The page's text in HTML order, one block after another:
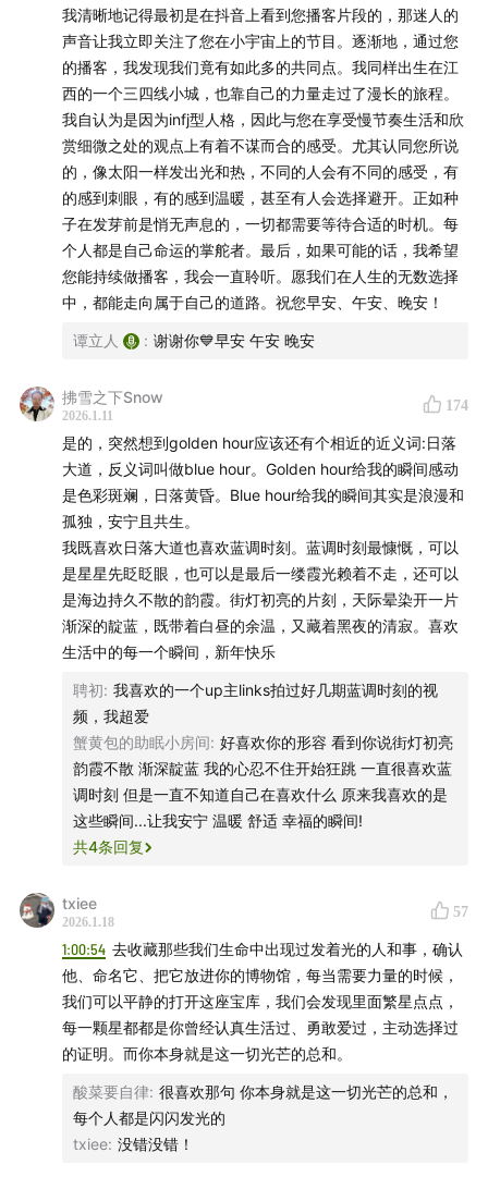
我清晰地记得最初是在抖音上看到您播客片段的，那迷人的
声音让我立即关注了您在小宇宙上的节目。逐渐地，通过您
的播客，我发现我们竟有如此多的共同点。我同样出生在江
西的一个三四线小城，也靠自己的力量走过了漫长的旅程。
我自认为是因为infj型人格，因此与您在享受慢节奏生活和欣
赏细微之处的观点上有着不谋而合的感受。尤其认同您所说
的，像太阳一样发出光和热，不同的人会有不同的感受，有
的感到刺眼，有的感到温暖，甚至有人会选择避开。正如种
子在发芽前是悄无声息的，一切都需要等待合适的时机。每
个人都是自己命运的掌舵者。最后，如果可能的话，我希望
您能持续做播客，我会一直聆听。愿我们在人生的无数选择
中，都能走向属于自己的道路。祝您早安、午安、晚安！
谭立人 : 谢谢你💙早安 午安 晚安
拂雪之下Snow
2026.1.11
174
是的，突然想到golden hour应该还有个相近的近义词:日落
大道，反义词叫做blue hour。Golden hour给我的瞬间感动
是色彩斑斓，日落黄昏。Blue hour给我的瞬间其实是浪漫和
孤独，安宁且共生。
我既喜欢日落大道也喜欢蓝调时刻。蓝调时刻最慷慨，可以
是星星先眨眨眼，也可以是最后一缕霞光赖着不走，还可以
是海边持久不散的韵霞。街灯初亮的片刻，天际晕染开一片
渐深的靛蓝，既带着白昼的余温，又藏着黑夜的清寂。喜欢
生活中的每一个瞬间，新年快乐
聘初: 我喜欢的一个up主links拍过好几期蓝调时刻的视
频，我超爱
蟹黄包的助眠小房间: 好喜欢你的形容 看到你说街灯初亮
韵霞不散 渐深靛蓝 我的心忍不住开始狂跳 一直很喜欢蓝
调时刻 但是一直不知道自己在喜欢什么 原来我喜欢的是
这些瞬间...让我安宁 温暖 舒适 幸福的瞬间!
共4条回复
txiee
2026.1.18
57
1:00:54 去收藏那些我们生命中出现过发着光的人和事，确认
他、命名它、把它放进你的博物馆，每当需要力量的时候，
我们可以平静的打开这座宝库，我们会发现里面繁星点点，
每一颗星都都是你曾经认真生活过、勇敢爱过，主动选择过
的证明。而你本身就是这一切光芒的总和。
酸菜要自律: 很喜欢那句 你本身就是这一切光芒的总和，
每个人都是闪闪发光的
txiee: 没错没错！